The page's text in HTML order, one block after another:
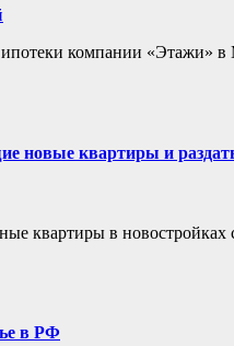
компании
новые квартиры и
квартиры в
в РФ